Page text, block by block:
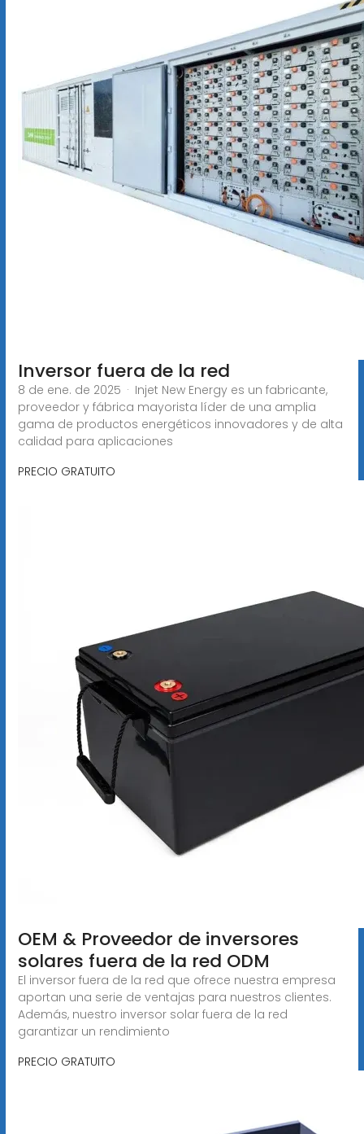
Inversor fuera de la red
8 de ene. de 2025 · Injet New Energy es un fabricante,
proveedor y fábrica mayorista líder de una amplia
gama de productos energéticos innovadores y de alta
calidad para aplicaciones
PRECIO GRATUITO
OEM & Proveedor de inversores
solares fuera de la red ODM
El inversor fuera de la red que ofrece nuestra empresa
aportan una serie de ventajas para nuestros clientes.
Además, nuestro inversor solar fuera de la red
garantizar un rendimiento
PRECIO GRATUITO